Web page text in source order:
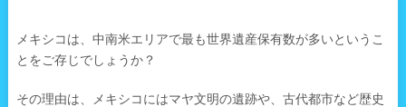
メキシコは、中南米エリアで最も世界遺産保有数が多いというこ
とをご存じでしょうか？
その理由は、メキシコにはマヤ文明の遺跡や、古代都市など歴史